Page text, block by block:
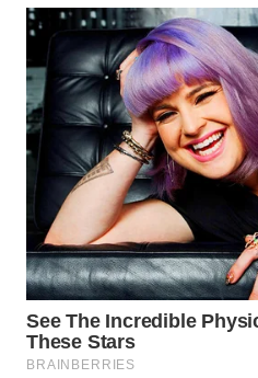
LABUANBAJO
WN
BORNEO
Wahana
Media
Group
WAHANA
NEWS
WAHANA
TANI